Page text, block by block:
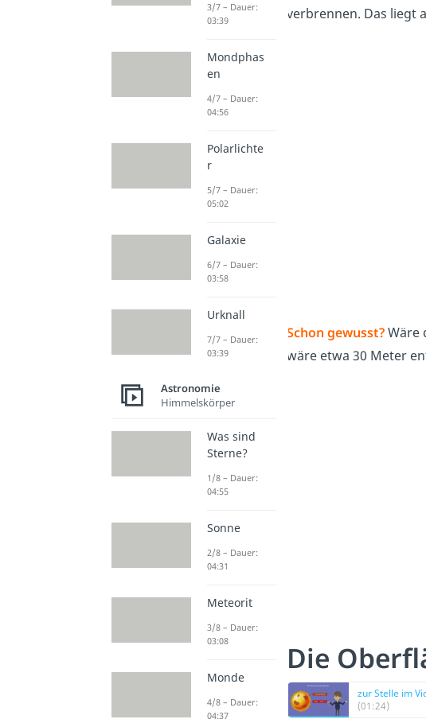
verbrennen. Das liegt
Schon gewusst? Wäre
wäre etwa 30 Meter
Die
zur Stelle im
(01:24)
3/7 – Dauer:
03:39
Mondphas
en
4/7 – Dauer:
04:56
Polarlichte
r
5/7 – Dauer:
05:02
Galaxie
6/7 – Dauer:
03:58
Urknall
7/7 – Dauer:
03:39
Astronomie
Himmelskörper
Was sind
Sterne?
1/8 – Dauer:
04:55
Sonne
2/8 – Dauer:
04:31
Meteorit
3/8 – Dauer:
03:08
Monde
4/8 – Dauer:
04:37